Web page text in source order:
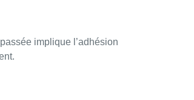
implique l’adhésion